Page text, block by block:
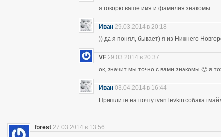
я говорю ваше имя и фамилия знакомы
Иван 29.03.2014 в 20:18
)) да я понял, бывает) я из Нижнего
VF 29.03.2014 в 20:37
ок, значит мы точно с вами знакомы 🙂 я
Иван 03.04.2014 в 16:44
Пришлите на почту ivan.levkin собака
forest 27.03.2014 в 13:56